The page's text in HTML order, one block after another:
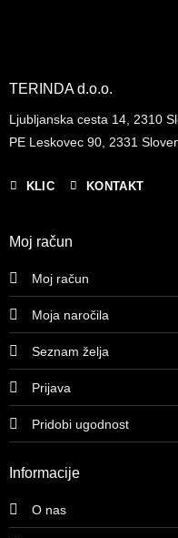
TERINDA d.o.o.
Ljubljanska cesta 14, 2310
PE Leskovec 90, 2331
KLIC KONTAKT
Moj račun
Moj račun
Moja naročila
Seznam želja
Prijava
Pridobi ugodnost
Informacije
O nas